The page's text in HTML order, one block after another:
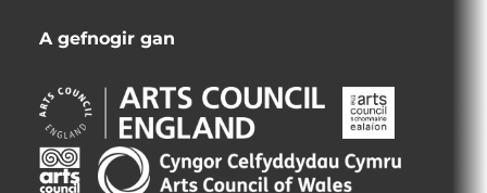
A gefnogir gan
Arts
Council
England
Opens
Arts
Council
Northern
Ireland
Creative
Scotland
Arts
Council